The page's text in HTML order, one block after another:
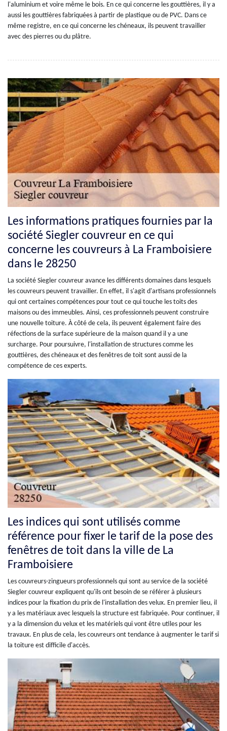
l'aluminium et voire même le bois. En ce qui concerne les gouttières, il y a
aussi les gouttières fabriquées à partir de plastique ou de PVC. Dans ce
même registre, en ce qui concerne les chéneaux, ils peuvent travailler
avec des pierres ou du plâtre.
Les informations pratiques fournies par la
société Siegler couvreur en ce qui
concerne les couvreurs à La Framboisiere
dans le 28250
La société Siegler couvreur avance les différents domaines dans lesquels
les couvreurs peuvent travailler. En effet, il s'agit d'artisans professionnels
qui ont certaines compétences pour tout ce qui touche les toits des
maisons ou des immeubles. Ainsi, ces professionnels peuvent construire
une nouvelle toiture. À côté de cela, ils peuvent également faire des
réfections de la surface supérieure de la maison quand il y a une
surcharge. Pour poursuivre, l'installation de structures comme les
gouttières, des chéneaux et des fenêtres de toit sont aussi de la
compétence de ces experts.
Les indices qui sont utilisés comme
référence pour fixer le tarif de la pose des
fenêtres de toit dans la ville de La
Framboisiere
Les couvreurs-zingueurs professionnels qui sont au service de la société
Siegler couvreur expliquent qu'ils ont besoin de se référer à plusieurs
indices pour la fixation du prix de l'installation des velux. En premier lieu, il
y a les matériaux avec lesquels la structure est fabriquée. Pour continuer, il
y a la dimension du velux et les matériels qui vont être utiles pour les
travaux. En plus de cela, les couvreurs ont tendance à augmenter le tarif si
la toiture est difficile d'accès.